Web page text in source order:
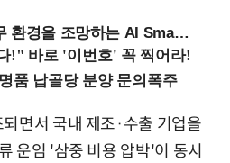
AI Smart Work Summit 2026 (9/11 코엑스)
면서 국내 제조·수출 기업을
운임 '삼중 비용 압박'이 동시